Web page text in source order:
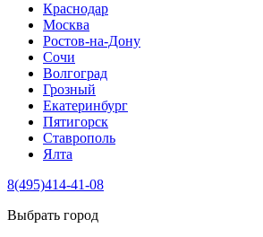
Краснодар
Москва
Ростов-на-Дону
Сочи
Волгоград
Грозный
Екатеринбург
Пятигорск
Ставрополь
Ялта
8(495)414-41-08
Выбрать город